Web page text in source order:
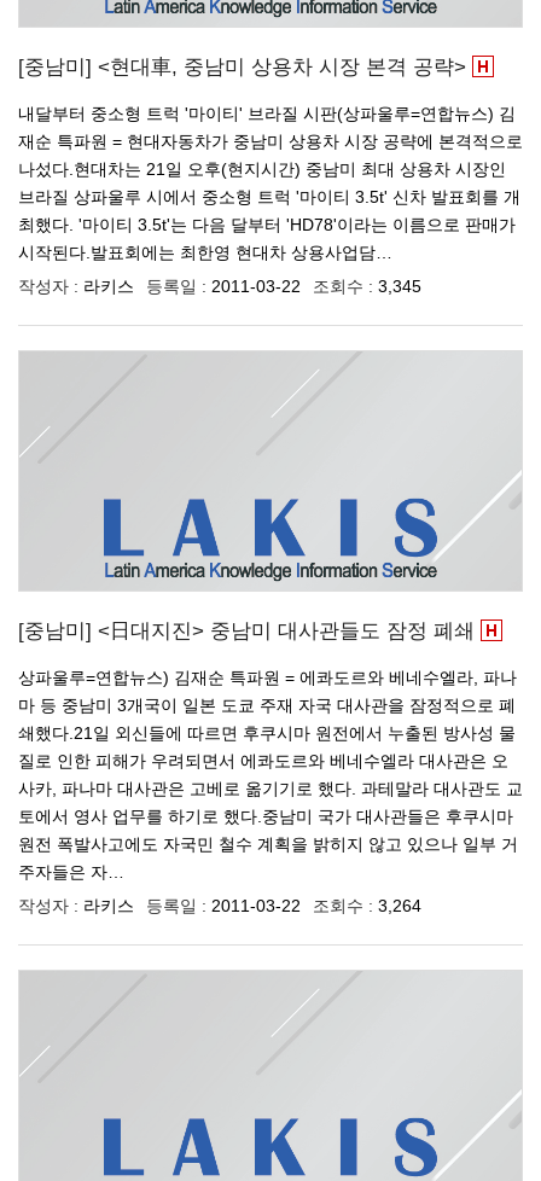
[중남미] <현대車, 중남미 상용차 시장 본격 공략>
내달부터 중소형 트럭 '마이티' 브라질 시판(상파울루=연합뉴스) 김
재순 특파원 = 현대자동차가 중남미 상용차 시장 공략에 본격적으로
나섰다.현대차는 21일 오후(현지시간) 중남미 최대 상용차 시장인
브라질 상파울루 시에서 중소형 트럭 '마이티 3.5t' 신차 발표회를 개
최했다. '마이티 3.5t'는 다음 달부터 'HD78'이라는 이름으로 판매가
시작된다.발표회에는 최한영 현대차 상용사업담…
작성자 : 라키스 등록일 : 2011-03-22 조회수 : 3,345
[중남미] <日대지진> 중남미 대사관들도 잠정 폐쇄
상파울루=연합뉴스) 김재순 특파원 = 에콰도르와 베네수엘라, 파나
마 등 중남미 3개국이 일본 도쿄 주재 자국 대사관을 잠정적으로 폐
쇄했다.21일 외신들에 따르면 후쿠시마 원전에서 누출된 방사성 물
질로 인한 피해가 우려되면서 에콰도르와 베네수엘라 대사관은 오
사카, 파나마 대사관은 고베로 옮기기로 했다. 과테말라 대사관도 교
토에서 영사 업무를 하기로 했다.중남미 국가 대사관들은 후쿠시마
원전 폭발사고에도 자국민 철수 계획을 밝히지 않고 있으나 일부 거
주자들은 자…
작성자 : 라키스 등록일 : 2011-03-22 조회수 : 3,264